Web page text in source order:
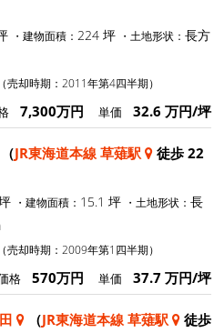
・建物面積： 224 坪 ・土地形状： 長方
（売却時期：2011年第4四半期）
7,300万円 単価 32.6 万円/坪
（JR東海道本線 草薙駅
徒歩 22
・建物面積： 15.1 坪 ・土地形状： 長
（売却時期：2009年第1四半期）
格 570万円 単価 37.7 万円/坪
（JR東海道本線 草薙駅
徒歩